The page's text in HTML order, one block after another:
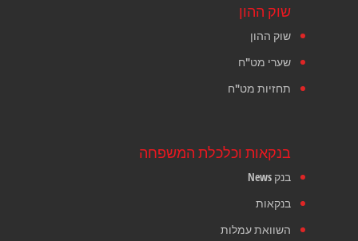
שוק ההון
שוק ההון
שערי מט"ח
תחזיות מט"ח
בנקאות וכלכלת המשפחה
בנק News
בנקאות
השוואת עמלות